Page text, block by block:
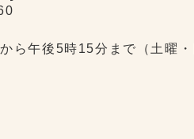
ら午後5時15分まで（土曜